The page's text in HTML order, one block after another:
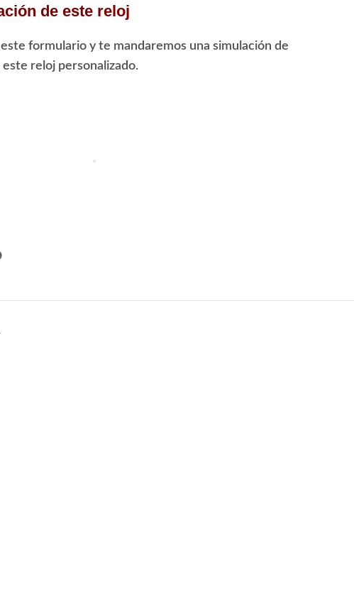
de este reloj
formulario y te mandaremos una simulación de
reloj personalizado.